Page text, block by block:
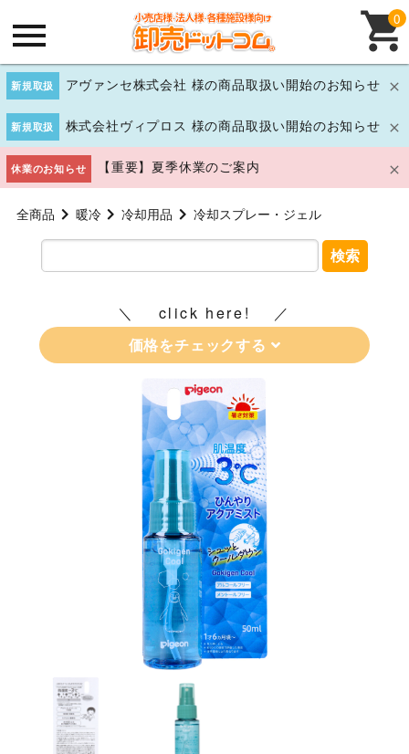
新規取扱 アヴァンセ株式会社 様の商品取扱い開始のお知らせ
新規取扱 株式会社ヴィプロス 様の商品取扱い開始のお知らせ
休業のお知らせ 【重要】夏季休業のご案内
0
全商品 暖冷 冷却用品 冷却スプレー・ジェル
検索
click here!
価格をチェックする